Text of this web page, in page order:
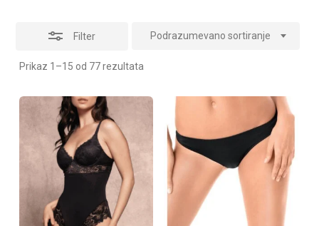
Filter
Prikaz 1–15 od 77 rezultata
Podrazumevano sortiranje